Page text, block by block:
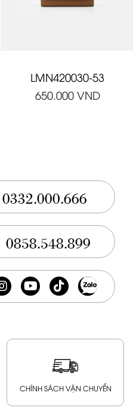
LMN420030-53
650.000VND
0332.000.666
0858.548.899
CHÍNH SÁCH VẬN CHUYỂN